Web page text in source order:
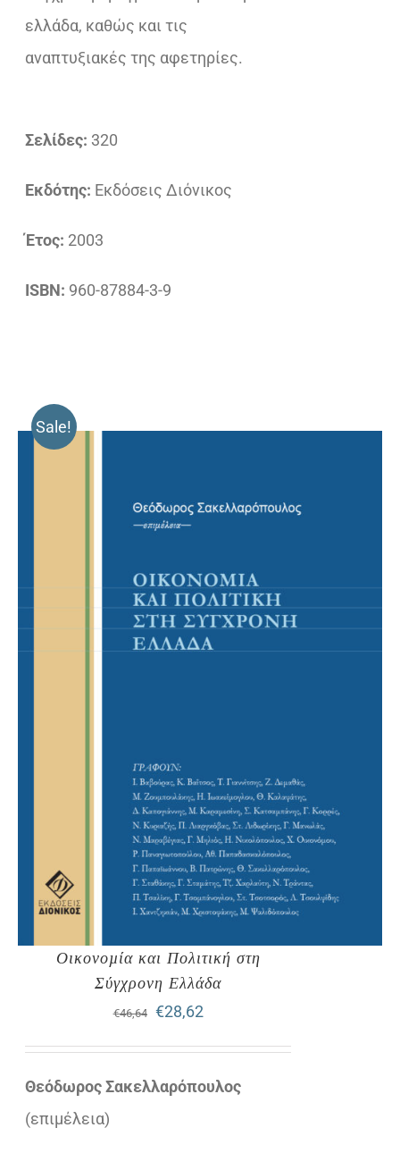
ελλάδα, καθώς και τις
αναπτυξιακές της αφετηρίες.
Σελίδες: 320
Εκδότης: Εκδόσεις Διόνικος
Έτος: 2003
ISBN: 960-87884-3-9
Sale!
Οικονοµία και Πολιτική στη
Σύγχρονη Ελλάδα
€46,64
Original
price
was:
€28,62Η
τρέχουσα
Θεόδωρος Σακελλαρόπουλος
(επιµέλεια)